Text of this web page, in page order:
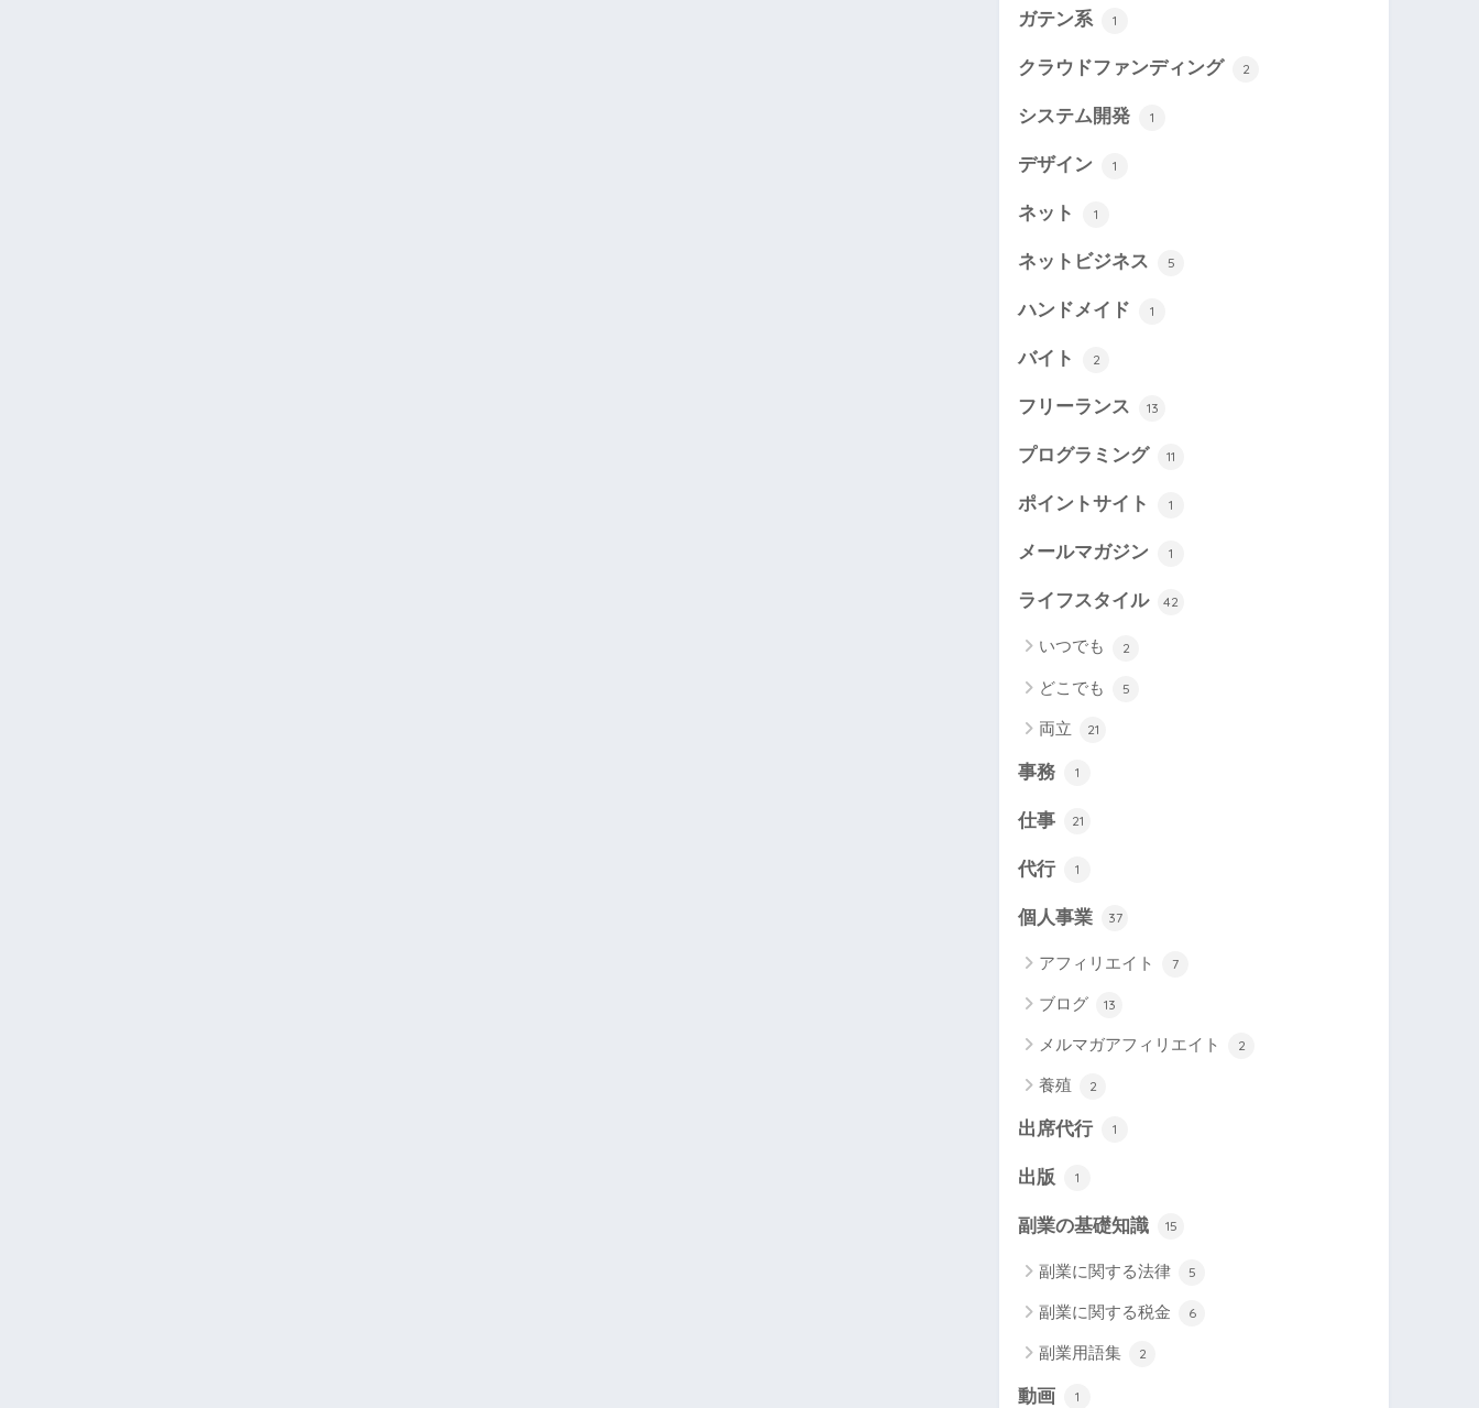
ガテン系 1
クラウドファンディング 2
システム開発 1
デザイン 1
ネット 1
ネットビジネス 5
ハンドメイド 1
バイト 2
フリーランス 13
プログラミング 11
ポイントサイト 1
メールマガジン 1
ライフスタイル 42
いつでも 2
どこでも 5
両立 21
事務 1
仕事 21
代行 1
個人事業 37
アフィリエイト 7
ブログ 13
メルマガアフィリエイト 2
養殖 2
出席代行 1
出版 1
副業の基礎知識 15
副業に関する法律 5
副業に関する税金 6
副業用語集 2
動画 1